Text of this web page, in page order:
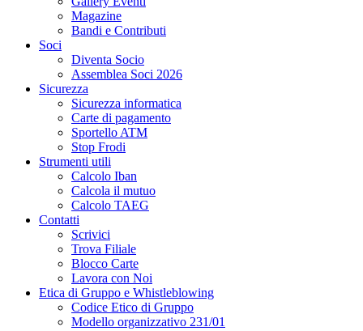
Magazine
Bandi e Contributi
Soci
Diventa Socio
Assemblea Soci 2026
Sicurezza
Sicurezza informatica
Carte di pagamento
Sportello ATM
Stop Frodi
Strumenti utili
Calcolo Iban
Calcola il mutuo
Calcolo TAEG
Contatti
Scrivici
Trova Filiale
Blocco Carte
Lavora con Noi
Etica di Gruppo e Whistleblowing
Codice Etico di Gruppo
Modello organizzativo 231/01